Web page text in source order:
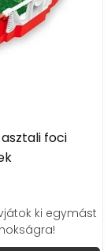
foci
ki egymást